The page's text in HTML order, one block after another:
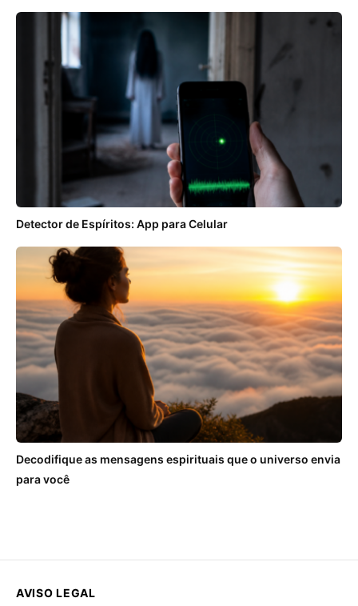
Detector de Espíritos: App para Celular
Decodifique as mensagens espirituais que o universo envia
para você
AVISO LEGAL